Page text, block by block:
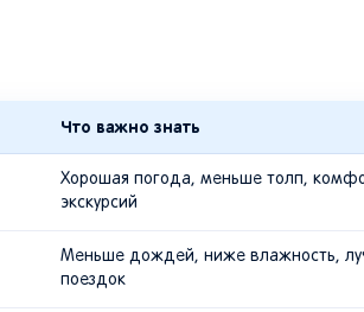
Что важно знать
Хорошая погода, меньше толп,
экскурсий
Меньше дождей, ниже влажность,
поездок